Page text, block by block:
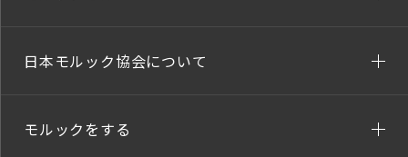
日本モルック協会について
モルックをする